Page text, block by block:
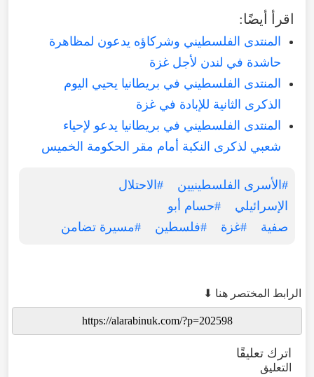
اقرأ أيضًا:
المنتدى الفلسطيني وشركاؤه يدعون لمظاهرة
حاشدة في لندن لأجل غزة
المنتدى الفلسطيني في بريطانيا يحيي اليوم
الذكرى الثانية للإبادة في غزة
المنتدى الفلسطيني في بريطانيا يدعو لإحياء
شعبي لذكرى النكبة أمام مقر الحكومة الخميس
#الأسرى الفلسطينيين
#الاحتلال
الإسرائيلي
#حسام أبو
صفية
#غزة #فلسطين #مسيرة تضامن
الرابط المختصر هنا ⬇
اترك تعليقًا
التعليق